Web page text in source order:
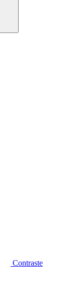
Contraste